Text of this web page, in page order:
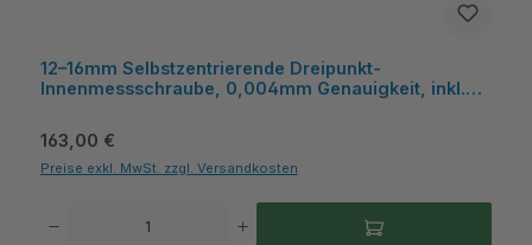
12–16mm Selbstzentrierende Dreipunkt-
Innenmessschraube, 0,004mm Genauigkeit, inkl.
IndustryLine
Regulärer Preis:
163,00 €
Preise exkl. MwSt. zzgl. Versandkosten